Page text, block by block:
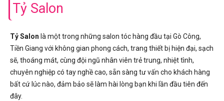
Tỷ Salon
Tỷ Salon là một trong những salon tóc hàng đầu tại Gò Công,
Tiền Giang với không gian phong cách, trang thiết bị hiện đại, sạch
sẽ, thoáng mát, cùng đội ngũ nhân viên trẻ trung, nhiệt tình,
chuyên nghiệp có tay nghề cao, sẵn sàng tư vấn cho khách hàng
bất cứ lúc nào, đảm bảo sẽ làm hài lòng bạn khi lần đầu tiên đến
đây.